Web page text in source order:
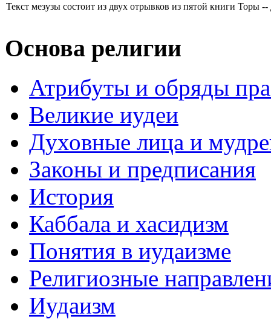
Текст мезузы состоит из двух отрывков из пятой книги Торы
Основа религии
Атрибуты и обряды
Великие иудеи
Духовные лица и
Законы и предписания
История
Каббала и хасидизм
Понятия в иудаизме
Религиозные
Иудаизм